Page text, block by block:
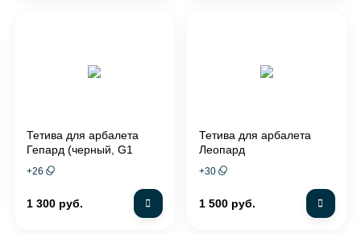
Тетива для арбалета
Гепард (черный, G1
green)
+26
1 300 руб.
Тетива для арбалета
Леопард
+30
1 500 руб.